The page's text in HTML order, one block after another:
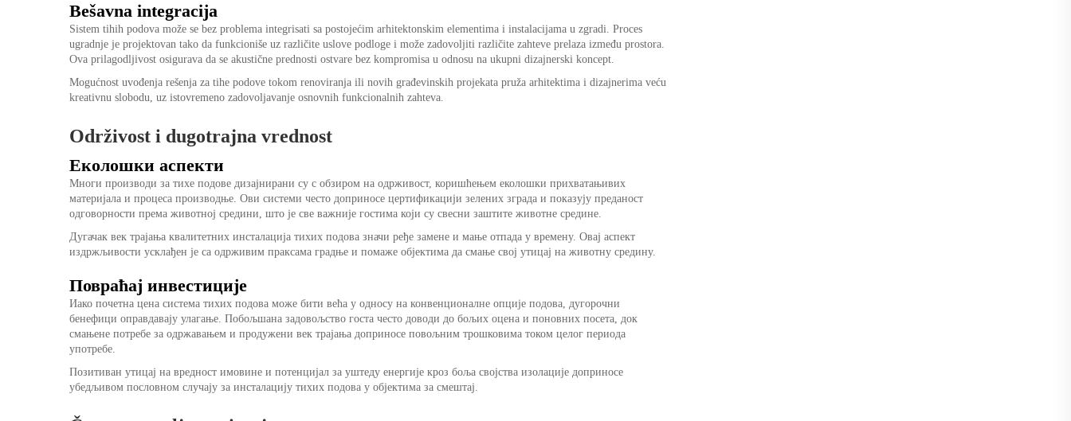
Bešavna integracija
Sistem tihih podova može se bez problema integrisati sa postojećim arhitektonskim elementima i instalacijama u zgradi. Proces
ugradnje je projektovan tako da funkcioniše uz različite uslove podloge i može zadovoljiti različite zahteve prelaza između prostora.
Ova prilagodljivost osigurava da se akustične prednosti ostvare bez kompromisa u odnosu na ukupni dizajnerski koncept.
Mogućnost uvođenja rešenja za tihe podove tokom renoviranja ili novih građevinskih projekata pruža arhitektima i dizajnerima veću
kreativnu slobodu, uz istovremeno zadovoljavanje osnovnih funkcionalnih zahteva.
Održivost i dugotrajna vrednost
Еколошки аспекти
Многи производи за тихе подове дизајнирани су с обзиром на одрживост, коришћењем еколошки прихватањивих
материјала и процеса производње. Ови системи често доприносе цертификацији зелених зграда и показују преданост
одговорности према животној средини, што је све важније гостима који су свесни заштите животне средине.
Дугачак век трајања квалитетних инсталација тихих подова значи ређе замене и мање отпада у времену. Овај аспект
издржљивости усклађен је са одрживим праксама градње и помаже објектима да смање свој утицај на животну средину.
Повраћај инвестиције
Иако почетна цена система тихих подова може бити већа у односу на конвенционалне опције подова, дугорочни
бенефици оправдавају улагање. Побољшана задовољство госта често доводи до бољих оцена и поновних посета, док
смањене потребе за одржавањем и продужени век трајања доприносе повољним трошковима током целог периода
употребе.
Позитиван утицај на вредност имовине и потенцијал за уштеду енергије кроз боља својства изолације доприносе
убедљивом пословном случају за инсталацију тихих подова у објектима за смештај.